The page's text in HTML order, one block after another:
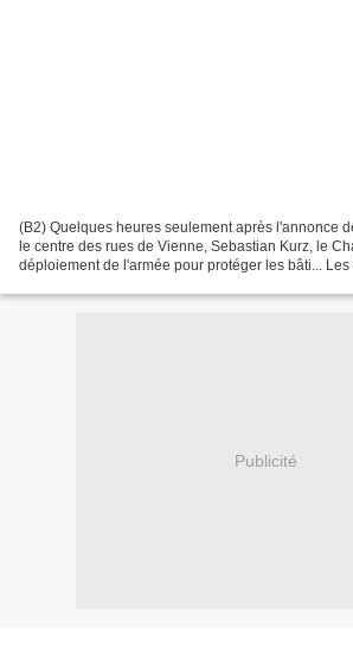
(B2) Quelques heures seulement après l'annonce
le centre des rues de Vienne, Sebastian Kurz, le
déploiement de l'armée pour protéger les bâti...
Publicité